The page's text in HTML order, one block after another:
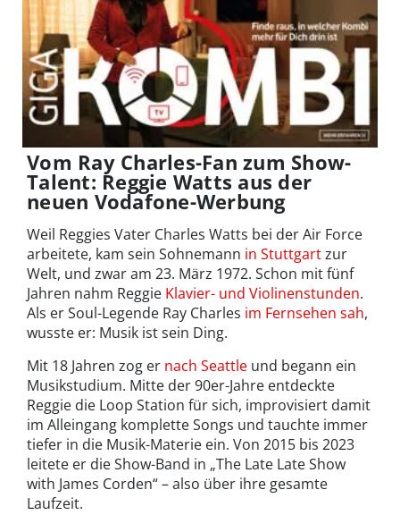
Vom Ray Charles-Fan zum Show-
Talent: Reggie Watts aus der
neuen Vodafone-Werbung
Weil Reggies Vater Charles Watts bei der Air Force
arbeitete, kam sein Sohnemann in Stuttgartzur
Welt, und zwar am 23. März 1972. Schon mit fünf
Jahren nahm Reggie Klavier- und Violinenstunden.
Als er Soul-Legende Ray Charles im Fernsehen sah,
wusste er: Musik ist sein Ding.
Mit 18 Jahren zog er nach Seattle und begann ein
Musikstudium. Mitte der 90er-Jahre entdeckte
Reggie die Loop Station für sich, improvisiert damit
im Alleingang komplette Songs und tauchte immer
tiefer in die Musik-Materie ein. Von 2015 bis 2023
leitete er die Show-Band in „The Late Late Show
with James Corden“ – also über ihre gesamte
Laufzeit.